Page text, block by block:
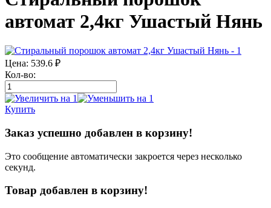
автомат 2,4кг Ушастый Нянь
Цена: 539.6 ₽
Кол-во:
Купить
Заказ успешно добавлен в корзину!
Это сообщение автоматически закроется через несколько
секунд.
Товар добавлен в корзину!